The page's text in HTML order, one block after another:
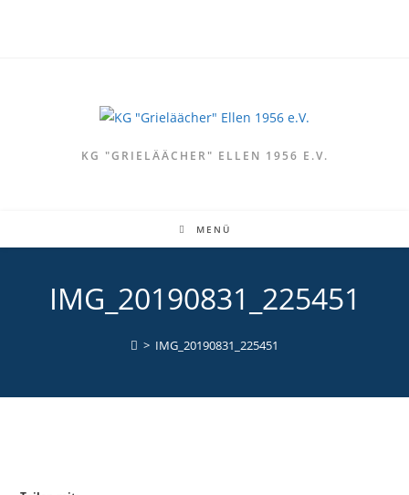
KG "GRIELÄÄCHER" ELLEN 1956 E.V.
MENÜ
IMG_20190831_225451
> IMG_20190831_225451